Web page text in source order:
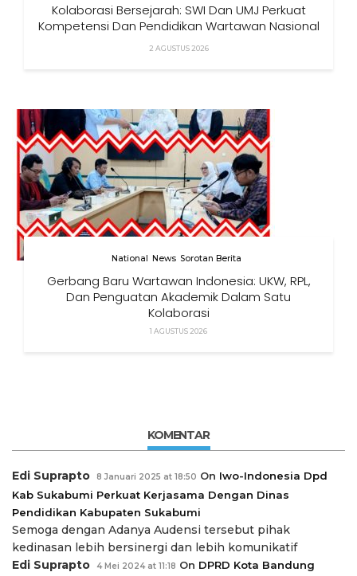
Kolaborasi Bersejarah: SWI Dan UMJ Perkuat
Kompetensi Dan Pendidikan Wartawan Nasional
2 AGUSTUS 2026
National News Sorotan Berita
Gerbang Baru Wartawan Indonesia: UKW, RPL,
Dan Penguatan Akademik Dalam Satu
Kolaborasi
1 AGUSTUS 2026
KOMENTAR
Edi Suprapto 8 Januari 2025 at 18:50 On Iwo-Indonesia Dpd
Kab Sukabumi Perkuat Kerjasama Dengan Dinas
Pendidikan Kabupaten Sukabumi
Semoga dengan Adanya Audensi tersebut pihak
kedinasan lebih bersinergi dan lebih komunikatif
Edi Suprapto
4 Mei 2024 at 11:18 On DPRD Kota Bandung